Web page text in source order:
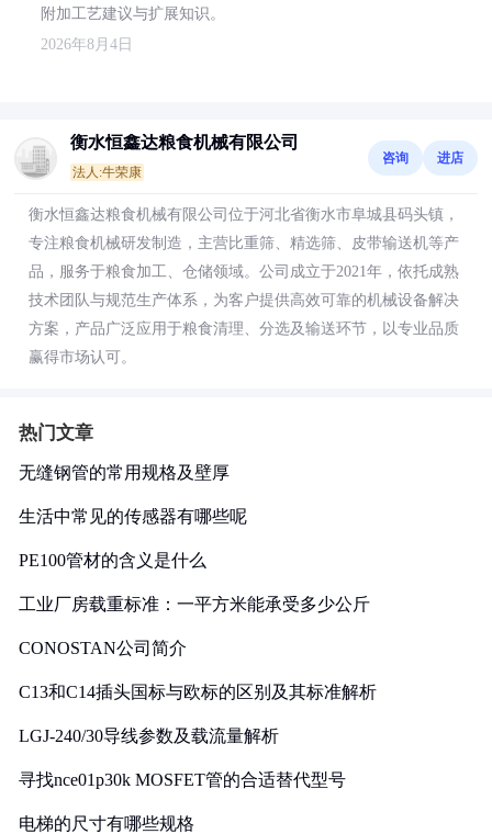
附加工艺建议与扩展知识。
2026年8月4日
衡水恒鑫达粮食机械有限公司
法人:牛荣康
咨询 进店
衡水恒鑫达粮食机械有限公司位于河北省衡水市阜城县码头镇，
专注粮食机械研发制造，主营比重筛、精选筛、皮带输送机等产
品，服务于粮食加工、仓储领域。公司成立于2021年，依托成熟
技术团队与规范生产体系，为客户提供高效可靠的机械设备解决
方案，产品广泛应用于粮食清理、分选及输送环节，以专业品质
赢得市场认可。
热门文章
无缝钢管的常用规格及壁厚
生活中常见的传感器有哪些呢
PE100管材的含义是什么
工业厂房载重标准：一平方米能承受多少公斤
CONOSTAN公司简介
C13和C14插头国标与欧标的区别及其标准解析
LGJ-240/30导线参数及载流量解析
寻找nce01p30k MOSFET管的合适替代型号
电梯的尺寸有哪些规格